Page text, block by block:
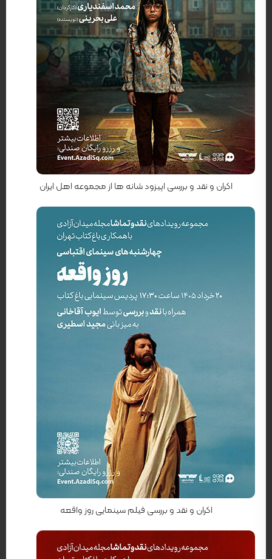
کارگردان: محمد اسفندیاری
اکران و نقد و بررسی اپیزود شانه ها از مجموعه اهل ایران
کارگردان: شهرام اسدی
اکران و نقد و بررسی فیلم سینمایی روز واقعه